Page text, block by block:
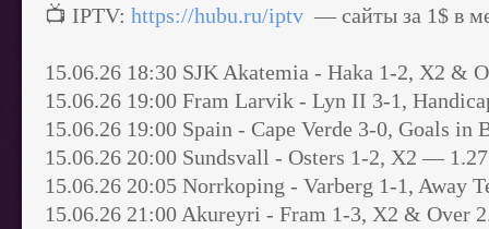
📺 IPTV: https://hubu.ru/iptv — сайты за 1$ в
15.06.26 18:30 SJK Akatemia - Haka 1-2, X2 &
15.06.26 19:00 Fram Larvik - Lyn II 3-1,
15.06.26 19:00 Spain - Cape Verde 3-0, Goals
15.06.26 20:00 Sundsvall - Osters 1-2, X2 — 1.27
15.06.26 20:05 Norrkoping - Varberg 1-1, Away
15.06.26 21:00 Akureyri - Fram 1-3, X2 & Over